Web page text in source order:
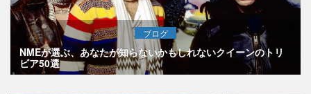
ブログ
NMEが選ぶ、あなたが知らないかもしれないクイーンのトリ
ビア50選